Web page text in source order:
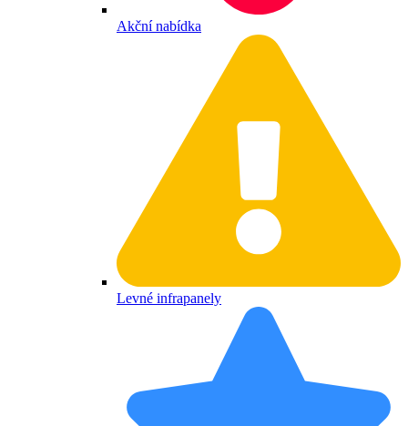
Akční nabídka
Levné infrapanely